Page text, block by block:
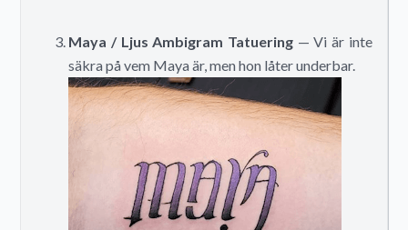
Maya / Ljus Ambigram Tatuering — Vi är inte
säkra på vem Maya är, men hon låter underbar.